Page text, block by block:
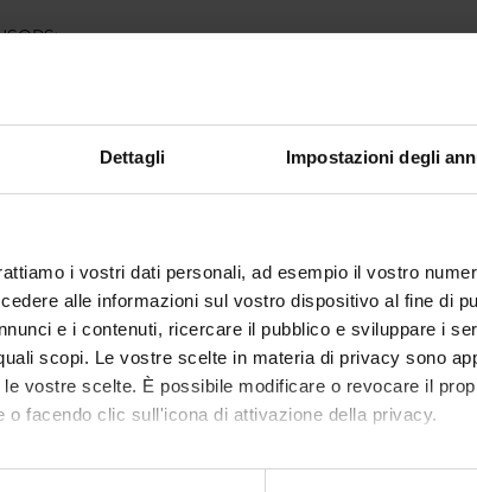
Dettagli Impostazioni degli
i vostri dati personali, ad esempio il vostro
alle informazioni sul vostro dispositivo al fine di
e i contenuti, ricercare il pubblico e sviluppare i
scopi. Le vostre scelte in materia di privacy sono
vostre scelte. È possibile modificare o revocare il
o facendo clic sull'icona di attivazione della privacy.
anche:
PARTICIPANTS
Cordioli
Gios
AREAS INVOLVED IN THE PROJECT